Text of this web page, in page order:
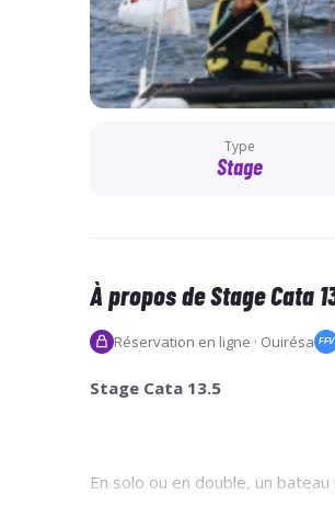
Type
Stage
À propos de Stage Cata
Réservation en ligne · Ouirésa FFV
Stage Cata 13.5
En solo ou en double, un